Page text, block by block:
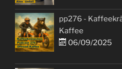
pp276 -
Kaffee
06/09/2025